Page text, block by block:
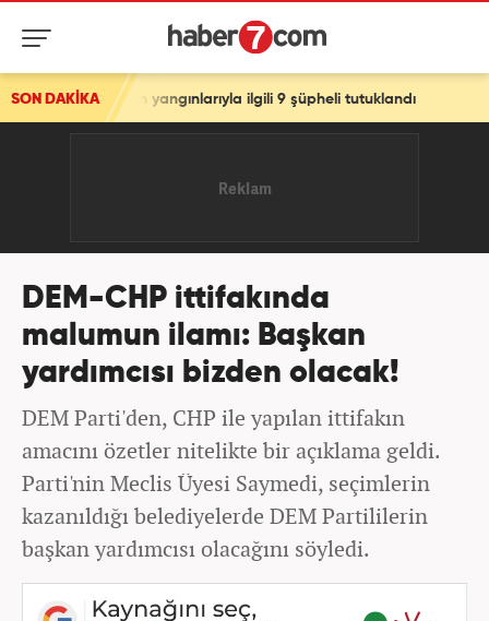
SON DAKİKA ilgili 9 şüpheli tutuklandı
DEM-CHP ittifakında
malumun ilamı: Başkan
yardımcısı bizden olacak!
DEM Parti'den, CHP ile yapılan ittifakın
amacını özetler nitelikte bir açıklama geldi.
Parti'nin Meclis Üyesi Saymedi, seçimlerin
kazanıldığı belediyelerde DEM Partililerin
başkan yardımcısı olacağını söyledi.